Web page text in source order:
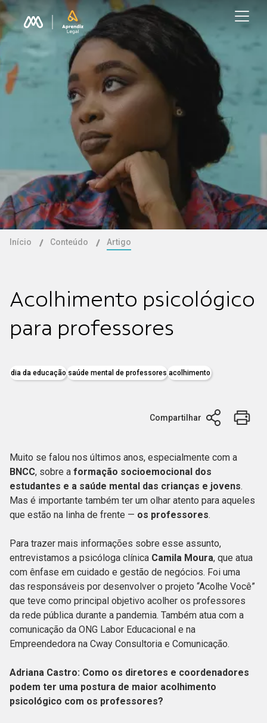
Início Conteúdo Artigo
Acolhimento psicológico
para professores
dia da educação saúde mental de professores acolhimento
Compartilhar
Muito se falou nos últimos anos, especialmente com a
BNCC, sobre a formação socioemocional dos
estudantes e a saúde mental das crianças e jovens.
Mas é importante também ter um olhar atento para aqueles
que estão na linha de frente — os professores.
Para trazer mais informações sobre esse assunto,
entrevistamos a psicóloga clínica Camila Moura, que atua
com ênfase em cuidado e gestão de negócios. Foi uma
das responsáveis por desenvolver o projeto “Acolhe Você”
que teve como principal objetivo acolher os professores
da rede pública durante a pandemia. Também atua com a
comunicação da ONG Labor Educacional e na
Empreendedora na Cway Consultoria e Comunicação.
Adriana Castro: Como os diretores e coordenadores
podem ter uma postura de maior acolhimento
psicológico com os professores?